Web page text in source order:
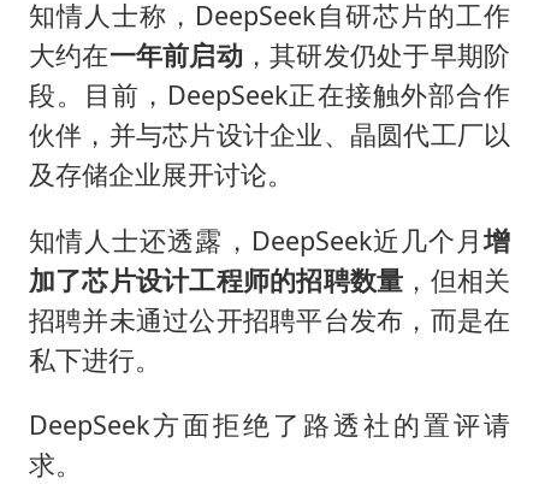
知情人士称，DeepSeek自研芯片的工作
大约在一年前启动 ，其研发仍处于早期阶
段。目前，DeepSeek正在接触外部合作
伙伴，并与芯片设计企业、晶圆代工厂以
及存储企业展开讨论。
知情人士还透露，DeepSeek近几个月增
加了芯片设计工程师的招聘数量 ，但相关
招聘并未通过公开招聘平台发布，而是在
私下进行。
DeepSeek方面拒绝了路透社的置评请
求。